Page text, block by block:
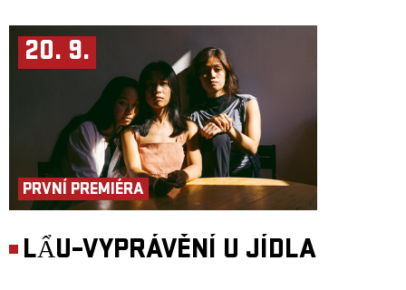
20. 9.
PRVNÍ PREMIÉRA
LẨU–VYPRÁVĚNÍ U JÍDLA